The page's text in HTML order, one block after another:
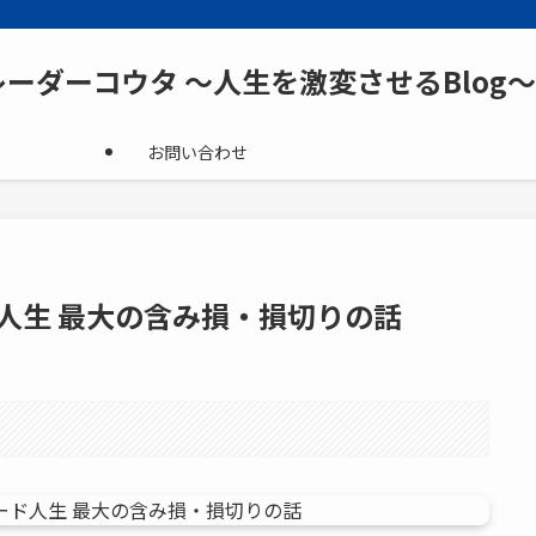
ーダーコウタ ～人生を激変させるBlog～
お問い合わせ
生 最大の含み損・損切りの話